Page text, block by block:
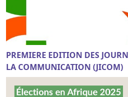
PREMIERE EDITION DES
LA COMMUNICATION (JICOM)